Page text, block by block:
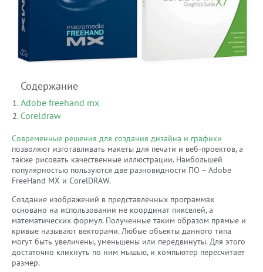
Содержание
Adobe freehand mx
Coreldraw
Современные решения для создания дизайна и графики
позволяют изготавливать макеты для печати и веб-проектов, а
также рисовать качественные иллюстрации. Наибольшей
популярностью пользуются две разновидности ПО – Adobe
FreeHand MX и CorelDRAW.
Создание изображений в представленных программах
основано на использовании не координат пикселей, а
математических формул. Полученные таким образом прямые и
кривые называют векторами. Любые объекты данного типа
могут быть увеличены, уменьшены или передвинуты. Для этого
достаточно кликнуть по ним мышью, и компьютер пересчитает
размер.